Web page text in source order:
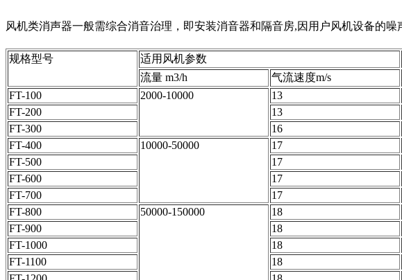
风机类消声器一般需综合消音治理，即安装消音器和隔音房,因用户风机设备的
规格型号 适用风机参数
流量 m3/h
气流速度m/s
FT-100
2000-10000 13
FT-200
13
FT-300
16
FT-400
10000-50000 17
FT-500
17
FT-600
17
FT-700
17
FT-800
50000-150000 18
FT-900
18
FT-1000
18
FT-1100
18